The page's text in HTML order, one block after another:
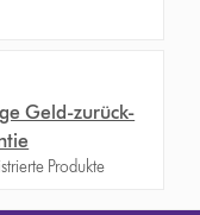
Geld-zurück-
Produkte